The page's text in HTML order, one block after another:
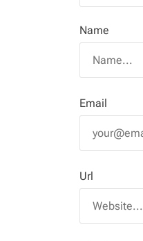
Name
Email
Url